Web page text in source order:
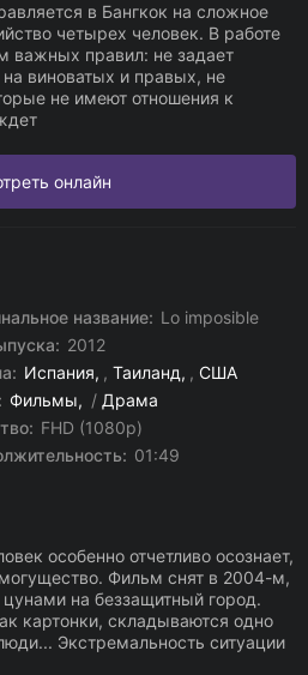
в Бангкок на сложное
четырех человек. В работе
важных правил: не задает
виноватых и правых, не
не имеют отношения к
онлайн
название: Lo imposible
2012
Испания , Таиланд , США
Фильмы / Драма
FHD (1080p)
01:49
особенно отчетливо осознает,
Фильм снят в 2004-м,
на беззащитный город.
картонки, складываются одно
Экстремальность ситуации